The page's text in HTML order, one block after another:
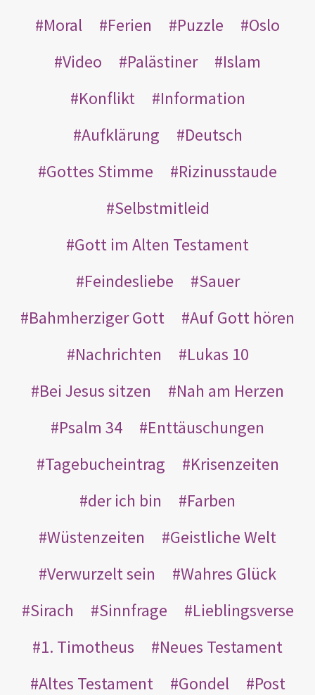
Moral
Ferien Puzzle
Oslo
Video
Palästiner
Islam
Konflikt
Information
Aufklärung
Deutsch
Gottes Stimme
Rizinusstaude
Selbstmitleid
Gott im Alten Testament
Feindesliebe
Sauer
Bahmherziger Gott
Auf Gott hören
Nachrichten
Lukas 10
Bei Jesus sitzen
Nah am Herzen
Psalm 34
Enttäuschungen
Tagebucheintrag
Krisenzeiten
der ich bin
Farben
Wüstenzeiten
Geistliche Welt
Verwurzelt sein
Wahres Glück
Sirach
Sinnfrage
Lieblingsverse
1. Timotheus
Neues Testament
Altes Testament
Gondel
Post